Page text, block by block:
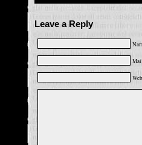
Leave a Reply